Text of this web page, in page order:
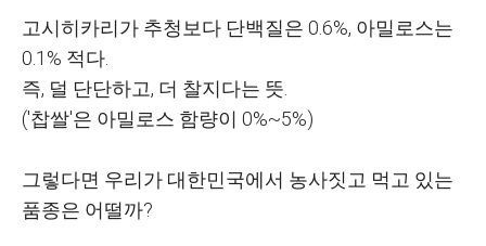
고시히카리가 추청보다 단백질은 0.6%, 아밀로스는
0.1% 적다.
즉, 덜 단단하고, 더 찰지다는 뜻.
('찹쌀'은 아밀로스 함량이 0%~5%)
그렇다면 우리가 대한민국에서 농사짓고 먹고 있는
품종은 어떨까?